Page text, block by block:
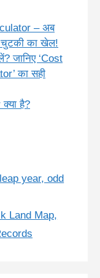
– अब
चुटकी का खेल!
जानिए ‘Cost
का सही
है?
year, odd
Land Map,